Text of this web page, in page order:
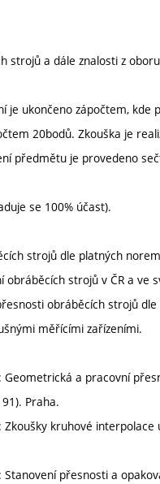
strojů a dále znalosti z
ukončeno zápočtem, kde
20bodů. Zkouška je
předmětu je provedeno
se 100% účast).
strojů dle platných norem
strojů v ČR a ve
obráběcích strojů dle
měřícími zařízeními.
a pracovní
Praha.
kruhové
přesnosti a